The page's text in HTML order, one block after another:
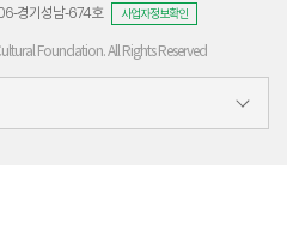
경기성남-674호
사업자정보확인
Foundation. All Rights Reserved